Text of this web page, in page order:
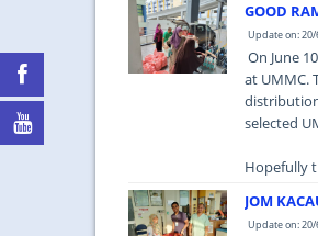
GOOD
Update on: 20/
On June
at UMMC.
selected
Hopefully
JOM
Update on: 20/